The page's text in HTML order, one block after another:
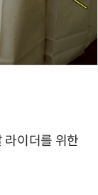
라이더를 위한